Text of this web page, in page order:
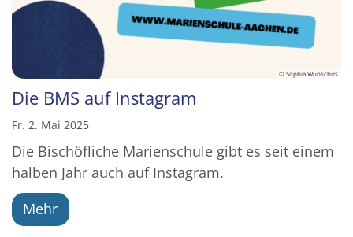
© Sophia Wünschirs
Die BMS auf Instagram
Fr. 2. Mai 2025
Die Bischöfliche Marienschule gibt es seit einem
halben Jahr auch auf Instagram.
Mehr